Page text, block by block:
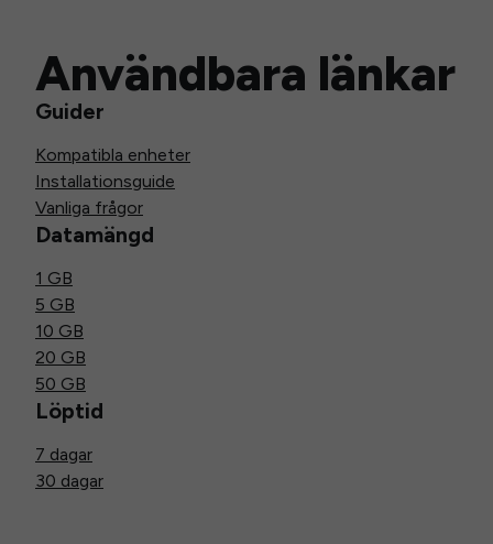
Användbara länkar
Guider
Kompatibla enheter
Installationsguide
Vanliga frågor
Datamängd
1 GB
5 GB
10 GB
20 GB
50 GB
Löptid
7 dagar
30 dagar